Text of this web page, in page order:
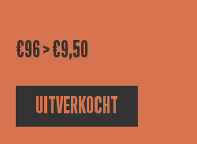
€96 > €9,50
UITVERKOCHT